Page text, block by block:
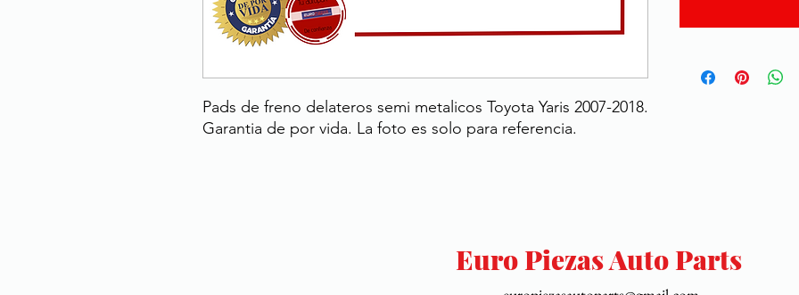
Pads de freno delateros semi metalicos Toyota Yaris 2007-2018.
Garantia de por vida. La foto es solo para referencia.
Euro Piezas Auto Parts